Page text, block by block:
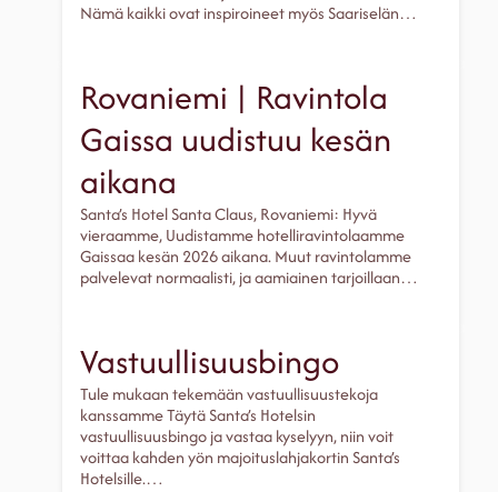
Nämä kaikki ovat inspiroineet myös Saariselän…
Rovaniemi | Ravintola
Gaissa uudistuu kesän
aikana
Santa’s Hotel Santa Claus, Rovaniemi: Hyvä
vieraamme, Uudistamme hotelliravintolaamme
Gaissaa kesän 2026 aikana. Muut ravintolamme
palvelevat normaalisti, ja aamiainen tarjoillaan…
Vastuullisuusbingo
Tule mukaan tekemään vastuullisuustekoja
kanssamme Täytä Santa’s Hotelsin
vastuullisuusbingo ja vastaa kyselyyn, niin voit
voittaa kahden yön majoituslahjakortin Santa’s
Hotelsille.…